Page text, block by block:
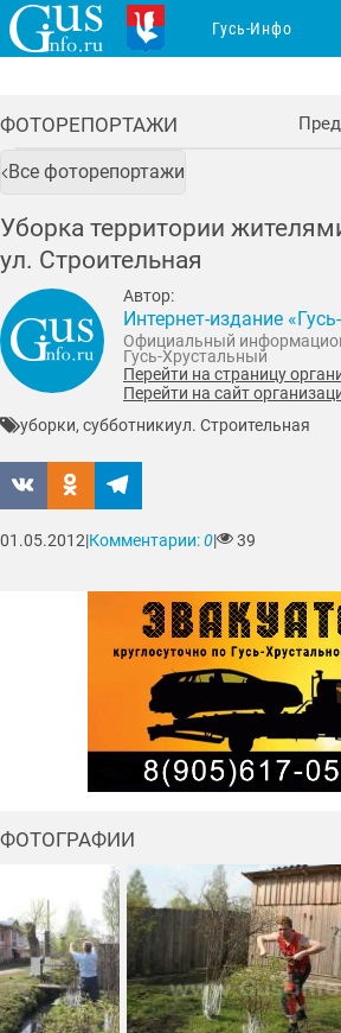
ФОТОРЕПОРТАЖИ
Все фоторепортажи
Уборка территории
ул. Строительная
Автор:
Интернет-издание
Официальный
Гусь-Хрустальный
Перейти на страницу
Перейти на сайт
уборки, субботникиул. Строительная
01.05.2012|Комментарии:0| 39
ФОТОГРАФИИ
Гусь-Инфо